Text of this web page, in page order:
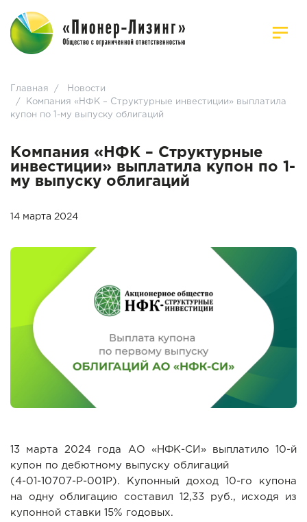
Главная /
Новости
/
Компания «НФК – Структурные инвестиции» выплатила
купон по 1-му выпуску облигаций
Компания «НФК – Структурные
инвестиции» выплатила купон по 1-
му выпуску облигаций
14 марта 2024
13 марта 2024 года АО «НФК-СИ» выплатило 10-й
купон по дебютному выпуску облигаций
(4-01-10707-P-001P). Купонный доход 10-го купона
на одну облигацию составил 12,33 руб., исходя из
купонной ставки 15% годовых.